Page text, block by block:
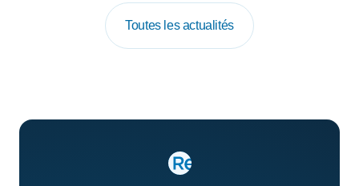
Toutes les actualités